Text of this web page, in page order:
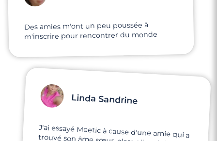
Des amies m'ont un peu poussée à
m'inscrire pour rencontrer du monde
Linda Sandrine
J'ai essayé Meetic à cause d'une amie qui a
trouvé son âme sœur, alors elle m'a inscrite